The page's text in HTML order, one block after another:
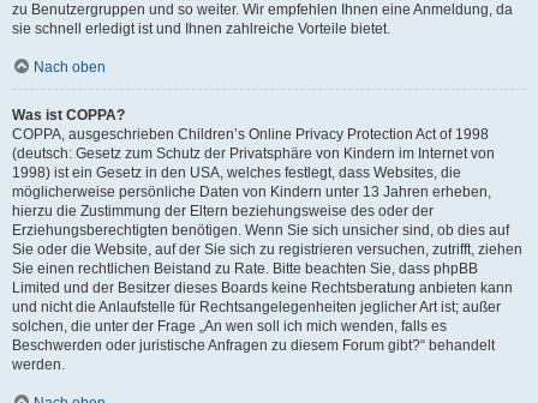
zu Benutzergruppen und so weiter. Wir empfehlen Ihnen eine Anmeldung, da
sie schnell erledigt ist und Ihnen zahlreiche Vorteile bietet.
Nach oben
Was ist COPPA?
COPPA, ausgeschrieben Children’s Online Privacy Protection Act of 1998
(deutsch: Gesetz zum Schutz der Privatsphäre von Kindern im Internet von
1998) ist ein Gesetz in den USA, welches festlegt, dass Websites, die
möglicherweise persönliche Daten von Kindern unter 13 Jahren erheben,
hierzu die Zustimmung der Eltern beziehungsweise des oder der
Erziehungsberechtigten benötigen. Wenn Sie sich unsicher sind, ob dies auf
Sie oder die Website, auf der Sie sich zu registrieren versuchen, zutrifft, ziehen
Sie einen rechtlichen Beistand zu Rate. Bitte beachten Sie, dass phpBB
Limited und der Besitzer dieses Boards keine Rechtsberatung anbieten kann
und nicht die Anlaufstelle für Rechtsangelegenheiten jeglicher Art ist; außer
solchen, die unter der Frage „An wen soll ich mich wenden, falls es
Beschwerden oder juristische Anfragen zu diesem Forum gibt?“ behandelt
werden.